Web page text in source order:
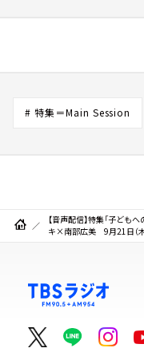
# 特集＝Main Session
【音声配信】特集「子ども
キ×南部広美 9月21日（